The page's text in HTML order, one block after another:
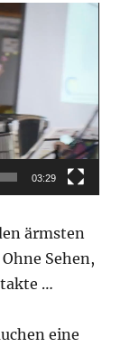
03:29
ärmsten
Sehen,
…
eine